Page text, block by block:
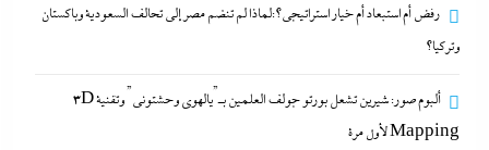
11 أكتوبر، 2023
كلمات الأغانى وردود الفعل الغريبة
11 أكتوبر، 2023
رفض أم استبعاد أم خيار استراتيجي؟:لماذا لم تنضم مصر إلى تحالف السعودية وباكستان
وتركيا؟
ألبوم صور: شيرين تشعل بورتو جولف العلمين بـ”يالهوى وحشتونى” وتقنية 3D
Mapping لأول مرة